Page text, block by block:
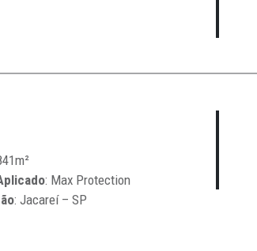
: Max Protection
: Jacareí – SP